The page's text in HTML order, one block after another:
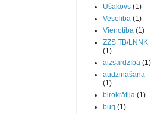
Ušakovs (1)
Veselība (1)
Vienotība (1)
ZZS TB/LNNK
(1)
aizsardzība (1)
audzināšana
(1)
birokrātija (1)
burj (1)